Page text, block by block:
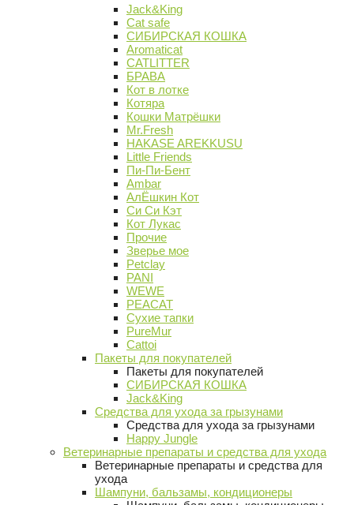
Jack&King
Cat safe
СИБИРСКАЯ КОШКА
Aromaticat
CATLITTER
БРАВА
Кот в лотке
Котяра
Кошки Матрёшки
Mr.Fresh
HAKASE AREKKUSU
Little Friends
Пи-Пи-Бент
Ambar
АлЁшкин Кот
Си Си Кэт
Кот Лукас
Прочие
Зверье мое
Petclay
PANI
WEWE
PEACAT
Сухие тапки
PureMur
Cattoi
Пакеты для покупателей
Пакеты для покупателей
СИБИРСКАЯ КОШКА
Jack&King
Средства для ухода за грызунами
Средства для ухода за грызунами
Happy Jungle
Ветеринарные препараты и средства для ухода
Ветеринарные препараты и средства для
ухода
Шампуни, бальзамы, кондиционеры